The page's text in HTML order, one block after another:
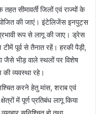
सीमावर्ती जिलों एवं राज्यों के
की जाएं। इंटेलिजेंस इनपुट्स
रूप से लागू की जाए। ड्रेस
पूर्व से तैनात रहें। हरकी पैड़ी,
भीड़ वाले स्थलों पर विशेष
व्यवस्था रहे।
करने हेतु मांस, शराब एवं
में पूर्ण प्रतिबंध लागू किया